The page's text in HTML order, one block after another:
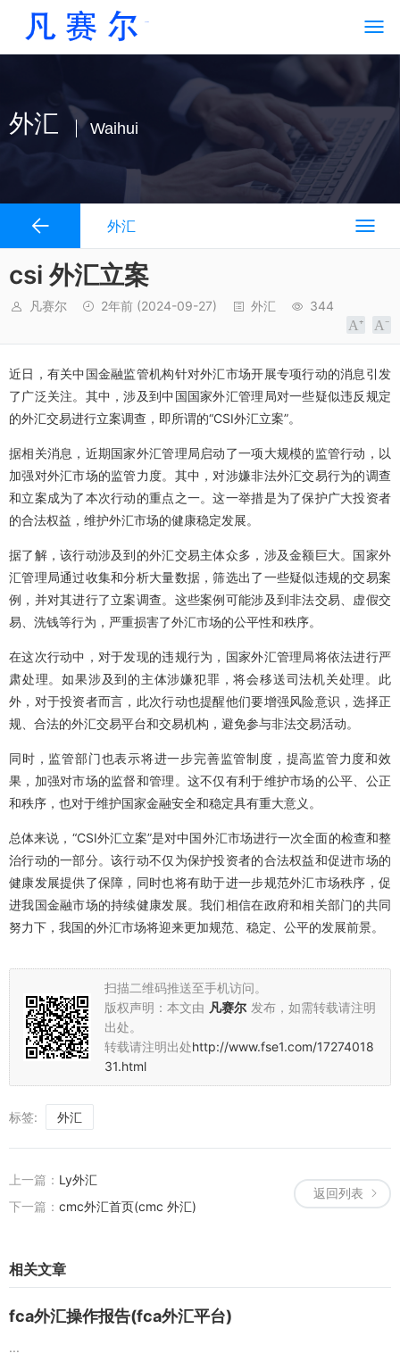
外汇 Waihui
外汇
csi 外汇立案
凡赛尔 2年前 (2024-09-27) 外汇 344
近日，有关中国金融监管机构针对外汇市场开展专项行动的消息引发
了广泛关注。其中，涉及到中国国家外汇管理局对一些疑似违反规定
的外汇交易进行立案调查，即所谓的“CSI外汇立案”。
据相关消息，近期国家外汇管理局启动了一项大规模的监管行动，以
加强对外汇市场的监管力度。其中，对涉嫌非法外汇交易行为的调查
和立案成为了本次行动的重点之一。这一举措是为了保护广大投资者
的合法权益，维护外汇市场的健康稳定发展。
据了解，该行动涉及到的外汇交易主体众多，涉及金额巨大。国家外
汇管理局通过收集和分析大量数据，筛选出了一些疑似违规的交易案
例，并对其进行了立案调查。这些案例可能涉及到非法交易、虚假交
易、洗钱等行为，严重损害了外汇市场的公平性和秩序。
在这次行动中，对于发现的违规行为，国家外汇管理局将依法进行严
肃处理。如果涉及到的主体涉嫌犯罪，将会移送司法机关处理。此
外，对于投资者而言，此次行动也提醒他们要增强风险意识，选择正
规、合法的外汇交易平台和交易机构，避免参与非法交易活动。
同时，监管部门也表示将进一步完善监管制度，提高监管力度和效
果，加强对市场的监督和管理。这不仅有利于维护市场的公平、公正
和秩序，也对于维护国家金融安全和稳定具有重大意义。
总体来说，“CSI外汇立案”是对中国外汇市场进行一次全面的检查和整
治行动的一部分。该行动不仅为保护投资者的合法权益和促进市场的
健康发展提供了保障，同时也将有助于进一步规范外汇市场秩序，促
进我国金融市场的持续健康发展。我们相信在政府和相关部门的共同
努力下，我国的外汇市场将迎来更加规范、稳定、公平的发展前景。
扫描二维码推送至手机访问。
版权声明：本文由 凡赛尔 发布，如需转载请注明
出处。
转载请注明出处http://www.fse1.com/17274018
31.html
标签: 外汇
返回列表
上一篇： Ly外汇
下一篇： cmc外汇首页(cmc 外汇)
相关文章
fca外汇操作报告(fca外汇平台)
...